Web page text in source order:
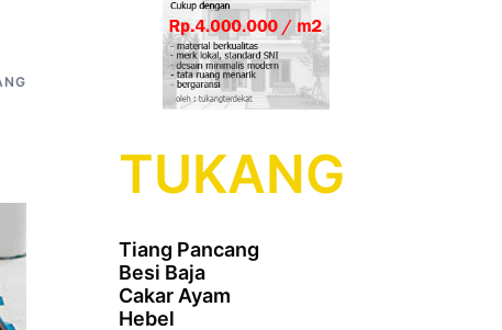
TUKANG
Tiang Pancang
Besi Baja
Cakar Ayam
Hebel